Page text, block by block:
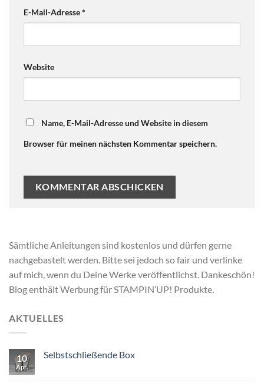
E-Mail-Adresse*
Website
Name, E-Mail-Adresse und Website in diesem
Browser für meinen nächsten Kommentar speichern.
Sämtliche Anleitungen sind kostenlos und dürfen gerne
nachgebastelt werden. Bitte sei jedoch so fair und verlinke
auf mich, wenn du Deine Werke veröffentlichst. Dankeschön!
Blog enthält Werbung für STAMPIN’UP! Produkte.
AKTUELLES
10
Apr.
Selbstschließende Box